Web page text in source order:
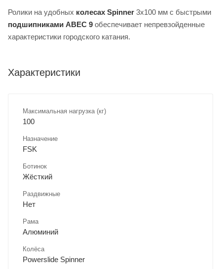
Ролики на удобных колесах Spinner 3x100 мм с быстрыми
подшипниками ABEC 9 обеспечивает непревзойденные
характеристики городского катания.
Характеристики
Максимальная нагрузка (кг)
100
Назначение
FSK
Ботинок
Жёсткий
Раздвижные
Нет
Рама
Алюминий
Колёса
Powerslide Spinner